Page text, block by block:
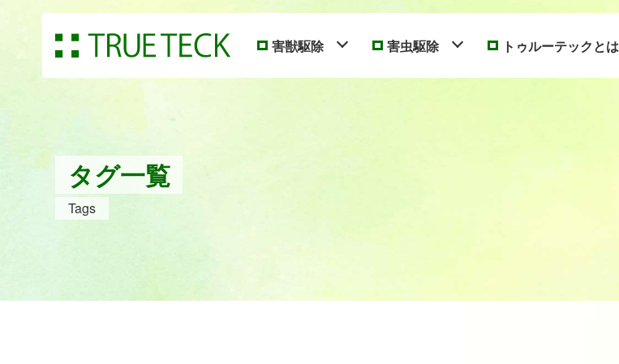
害獣駆除 害虫駆除 トゥルーテックとは
タグ一覧
Tags